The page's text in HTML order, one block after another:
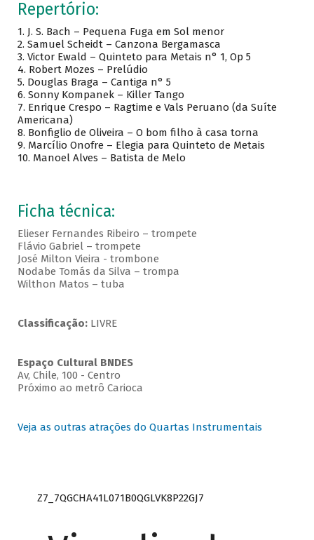
Repertório:
1. J. S. Bach – Pequena Fuga em Sol menor
2. Samuel Scheidt – Canzona Bergamasca
3. Victor Ewald – Quinteto para Metais n° 1, Op 5
4. Robert Mozes – Prelúdio
5. Douglas Braga – Cantiga n° 5
6. Sonny Kompanek – Killer Tango
7. Enrique Crespo – Ragtime e Vals Peruano (da Suíte
Americana)
8. Bonfiglio de Oliveira – O bom filho à casa torna
9. Marcílio Onofre – Elegia para Quinteto de Metais
10. Manoel Alves – Batista de Melo
Ficha técnica:
Elieser Fernandes Ribeiro – trompete
Flávio Gabriel – trompete
José Milton Vieira - trombone
Nodabe Tomás da Silva – trompa
Wilthon Matos – tuba
Classificação:LIVRE
Espaço Cultural BNDES
Av, Chile, 100 - Centro
Próximo ao metrô Carioca
Veja as outras atrações do Quartas Instrumentais
Z7_7QGCHA41L071B0QGLVK8P22GJ7